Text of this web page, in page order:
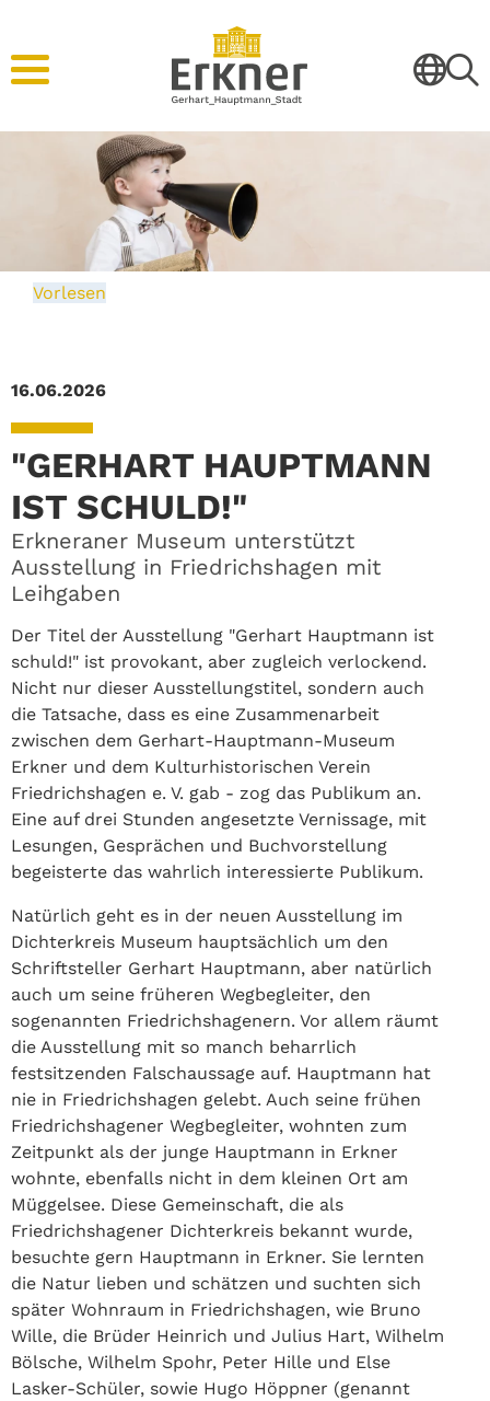
Vorlesen
16.06.2026
"GERHART HAUPTMANN
IST SCHULD!"
Erkneraner Museum unterstützt
Ausstellung in Friedrichshagen mit
Leihgaben
Der Titel der Ausstellung "Gerhart Hauptmann ist
schuld!" ist provokant, aber zugleich verlockend.
Nicht nur dieser Ausstellungstitel, sondern auch
die Tatsache, dass es eine Zusammenarbeit
zwischen dem Gerhart-Hauptmann-Museum
Erkner und dem Kulturhistorischen Verein
Friedrichshagen e. V. gab - zog das Publikum an.
Eine auf drei Stunden angesetzte Vernissage, mit
Lesungen, Gesprächen und Buchvorstellung
begeisterte das wahrlich interessierte Publikum.
Natürlich geht es in der neuen Ausstellung im
Dichterkreis Museum hauptsächlich um den
Schriftsteller Gerhart Hauptmann, aber natürlich
auch um seine früheren Wegbegleiter, den
sogenannten Friedrichshagenern. Vor allem räumt
die Ausstellung mit so manch beharrlich
festsitzenden Falschaussage auf. Hauptmann hat
nie in Friedrichshagen gelebt. Auch seine frühen
Friedrichshagener Wegbegleiter, wohnten zum
Zeitpunkt als der junge Hauptmann in Erkner
wohnte, ebenfalls nicht in dem kleinen Ort am
Müggelsee. Diese Gemeinschaft, die als
Friedrichshagener Dichterkreis bekannt wurde,
besuchte gern Hauptmann in Erkner. Sie lernten
die Natur lieben und schätzen und suchten sich
später Wohnraum in Friedrichshagen, wie Bruno
Wille, die Brüder Heinrich und Julius Hart, Wilhelm
Bölsche, Wilhelm Spohr, Peter Hille und Else
Lasker-Schüler, sowie Hugo Höppner (genannt